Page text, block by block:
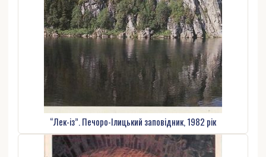
“Лек-із”. Печоро-Ілицький заповідник, 1982 рік